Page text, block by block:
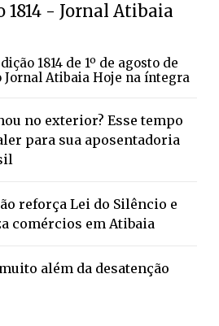
1814 - Jornal Atibaia
1814 de 1º de agosto de
Jornal Atibaia Hoje na íntegra
no exterior? Esse tempo
para sua aposentadoria
reforça Lei do Silêncio e
comércios em Atibaia
além da desatenção